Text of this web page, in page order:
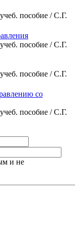
пособие / С.Г.
пособие / С.Г.
пособие / С.Г.
со
пособие / С.Г.
и не